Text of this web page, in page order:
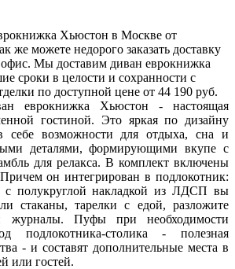
Хьюстон в Москве от
же можете недорого заказать доставку
Мы доставим диван еврокнижка
сроки в целости и сохранности с
по доступной цене от 44 190 руб.
еврокнижка Хьюстон - настоящая
гостиной. Это яркая по дизайну
себе возможности для отдыха, сна и
деталями, формирующими вкупе с
для релакса. В комплект включены
он интегрирован в подлокотник:
с полукруглой накладкой из ЛДСП вы
стаканы, тарелки с едой, разложите
Пуфы при необходимости
подлокотника-столика - полезная
- и составят дополнительные места в
или гостей.